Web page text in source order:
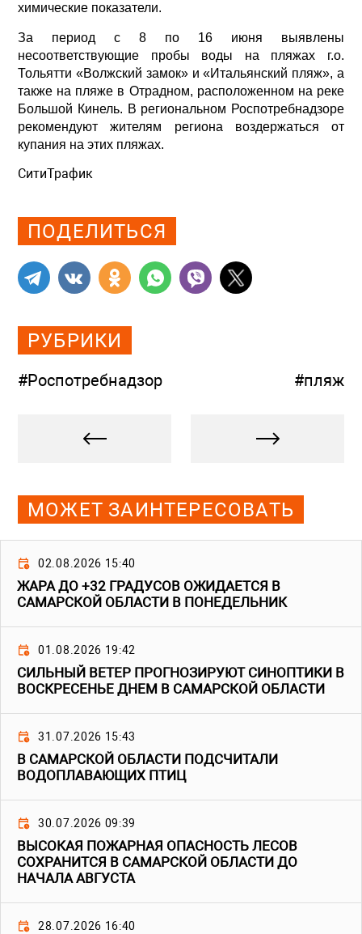
химические показатели.
За период с 8 по 16 июня выявлены
несоответствующие пробы воды на пляжах г.о.
Тольятти «Волжский замок» и «Итальянский пляж», а
также на пляже в Отрадном, расположенном на реке
Большой Кинель. В региональном Роспотребнадзоре
рекомендуют жителям региона воздержаться от
купания на этих пляжах.
СитиТрафик
ПОДЕЛИТЬСЯ
РУБРИКИ
#Роспотребнадзор #пляж
МОЖЕТ ЗАИНТЕРЕСОВАТЬ
02.08.2026 15:40
ЖАРА ДО +32 ГРАДУСОВ ОЖИДАЕТСЯ В
САМАРСКОЙ ОБЛАСТИ В ПОНЕДЕЛЬНИК
01.08.2026 19:42
СИЛЬНЫЙ ВЕТЕР ПРОГНОЗИРУЮТ СИНОПТИКИ В
ВОСКРЕСЕНЬЕ ДНЕМ В САМАРСКОЙ ОБЛАСТИ
31.07.2026 15:43
В САМАРСКОЙ ОБЛАСТИ ПОДСЧИТАЛИ
ВОДОПЛАВАЮЩИХ ПТИЦ
30.07.2026 09:39
ВЫСОКАЯ ПОЖАРНАЯ ОПАСНОСТЬ ЛЕСОВ
СОХРАНИТСЯ В САМАРСКОЙ ОБЛАСТИ ДО
НАЧАЛА АВГУСТА
28.07.2026 16:40